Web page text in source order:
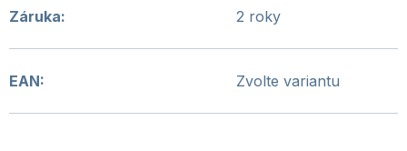
Záruka: 2 roky
EAN: Zvolte variantu